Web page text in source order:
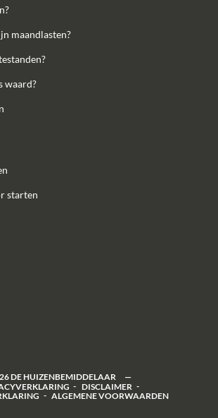
maandlasten?
waard?
starten
DE HUIZENBEMIDDELAAR
DISCLAIMER
ALGEMENE VOORWAARDEN